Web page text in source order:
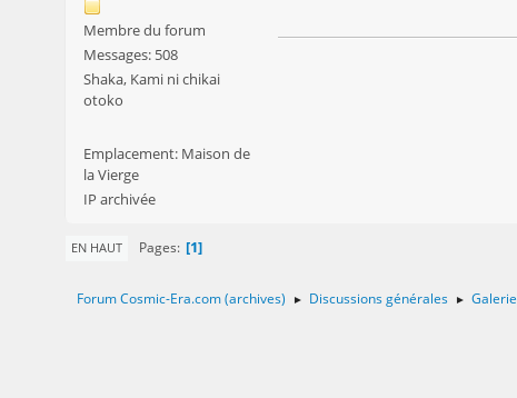
Membre du forum
Messages: 508
Shaka, Kami ni chikai
otoko
Emplacement: Maison de
la Vierge
IP archivée
EN HAUT Pages 1
Forum Cosmic-Era.com (archives) ► Discussions générales ► Galerie